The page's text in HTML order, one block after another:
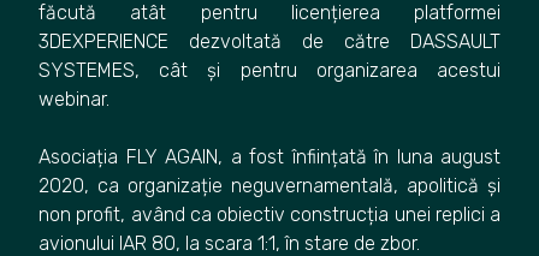
făcută atât pentru licențierea platformei
3DEXPERIENCE dezvoltată de către DASSAULT
SYSTEMES, cât și pentru organizarea acestui
webinar.
Asociația FLY AGAIN, a fost înființată în luna august
2020, ca organizație neguvernamentală, apolitică și
non profit, având ca obiectiv construcția unei replici a
avionului IAR 80, la scara 1:1, în stare de zbor.